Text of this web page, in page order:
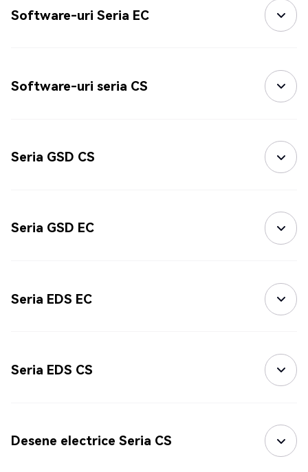
Software-uri Seria EC
Software-uri seria CS
Seria GSD CS
Seria GSD EC
Seria EDS EC
Seria EDS CS
Desene electrice Seria CS